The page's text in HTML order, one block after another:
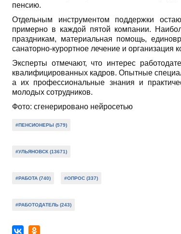
пенсию.
Отдельным инструментом поддержки
примерно в каждой пятой компании.
праздникам, материальная помощь,
санаторно-курортное лечение и организация
Эксперты отмечают, что интерес
квалифицированных кадров. Опытные
а их профессиональные знания и
молодых сотрудников.
Фото: сгенерировано нейросетью
#ПЕНСИОНЕРЫ (579)
#УЛЬЯНОВСК (13671)
#РАБОТА (740) #ОПРОС (337)
#РАБОТОДАТЕЛЬ (243)